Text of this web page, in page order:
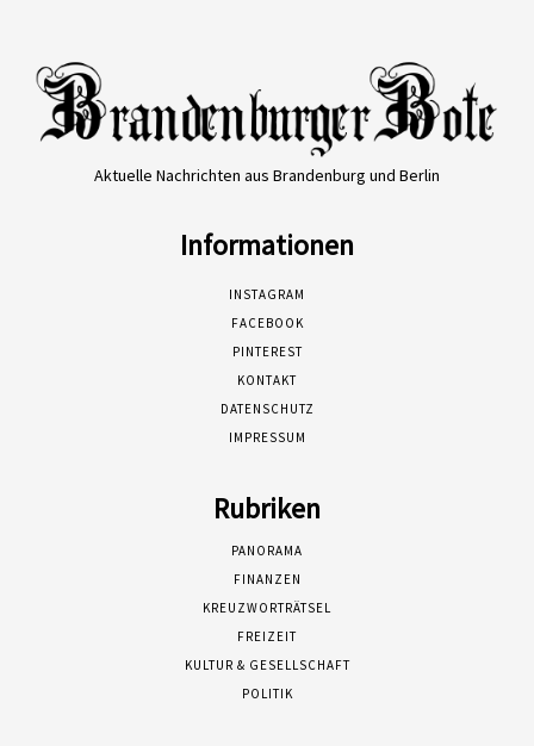
Aktuelle Nachrichten aus Brandenburg und Berlin
Informationen
INSTAGRAM
FACEBOOK
PINTEREST
KONTAKT
DATENSCHUTZ
IMPRESSUM
Rubriken
PANORAMA
FINANZEN
KREUZWORTRÄTSEL
FREIZEIT
KULTUR & GESELLSCHAFT
POLITIK